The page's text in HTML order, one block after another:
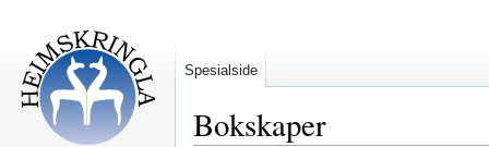
Bokskaper
Spesialside